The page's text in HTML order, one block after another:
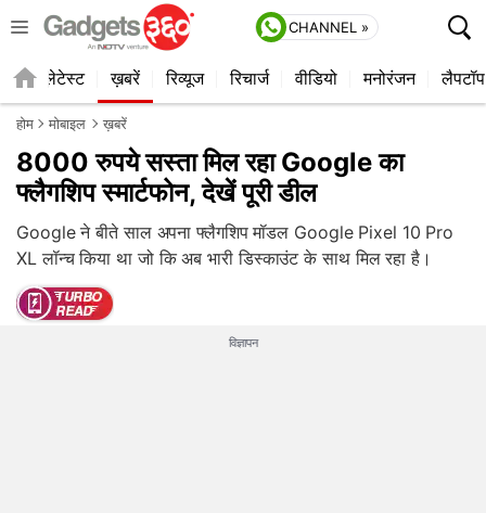
CHANNEL »
लेटेस्ट ख़बरें रिव्यूज रिचार्ज वीडियो मनोरंजन लैपटॉप
होम मोबाइल ख़बरें
8000 रुपये सस्ता मिल रहा Google का
फ्लैगशिप स्मार्टफोन, देखें पूरी डील
Google ने बीते साल अपना फ्लैगशिप मॉडल Google Pixel 10 Pro
XL लॉन्च किया था जो कि अब भारी डिस्काउंट के साथ मिल रहा है।
विज्ञापन